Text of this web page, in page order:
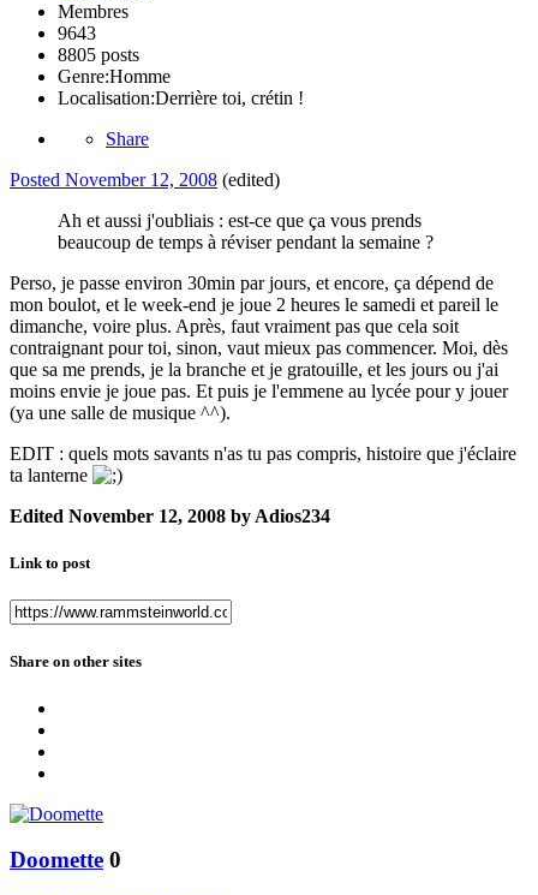
Membres
9643
8805 posts
Genre:Homme
Localisation:Derrière toi, crétin !
Share
Posted November 12, 2008 (edited)
Ah et aussi j'oubliais : est-ce que ça vous prends
beaucoup de temps à réviser pendant la semaine ?
Perso, je passe environ 30min par jours, et encore, ça dépend de
mon boulot, et le week-end je joue 2 heures le samedi et pareil le
dimanche, voire plus. Après, faut vraiment pas que cela soit
contraignant pour toi, sinon, vaut mieux pas commencer. Moi, dès
que sa me prends, je la branche et je gratouille, et les jours ou j'ai
moins envie je joue pas. Et puis je l'emmene au lycée pour y jouer
(ya une salle de musique ^^).
EDIT : quels mots savants n'as tu pas compris, histoire que j'éclaire
ta lanterne
Edited November 12, 2008 by Adios234
Link to post
Share on other sites
Doomette 0